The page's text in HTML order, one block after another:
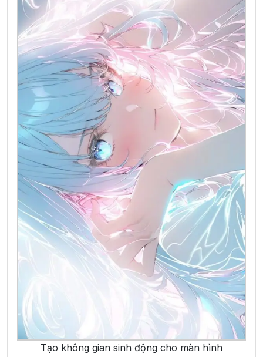
Tạo không gian sinh động cho màn hình